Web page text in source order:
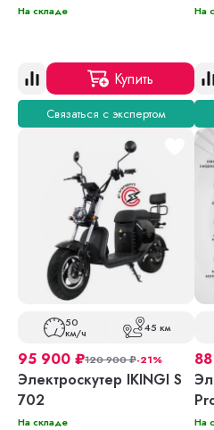
На складе
Купить
Связаться с экспертом
На
50
км/ч 45 км
95 900 ₽120 900₽-21%
Электроскутер IKINGI S
702
На складе На